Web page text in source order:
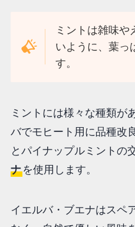
ミントは雑味や
いように、葉っ
す。
ミントには様々な種類が
バでモヒート用に品種改
とパイナップルミントの
ナを使用します。
イエルバ・ブエナはスペ